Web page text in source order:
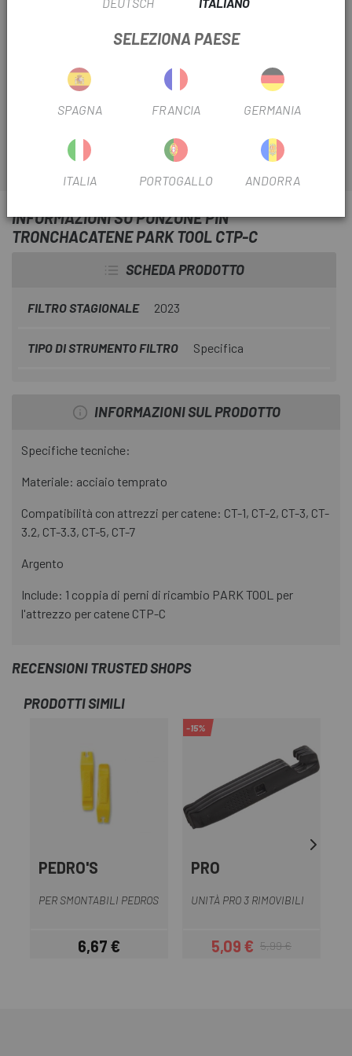
ti offre gli strumenti più professionali per poter
eseguire la manutenzione e la regolazione della tua
bicicletta come se avessi un officina. Il Punzon Park
Tool Pin Tronchacadenas CTP-C
con aghi di ricambio
in acciaio temprato si adattano ai modelli di attrezzi per
catene CT-1, CT-2, CT-3, CT-3.2, CT-5 e CT-7.
INFORMAZIONI SU PUNZONE PIN
TRONCHACATENE PARK TOOL CTP-C
SCHEDA PRODOTTO
FILTRO STAGIONALE 2023
TIPO DI STRUMENTO FILTRO Specifica
INFORMAZIONI SUL PRODOTTO
Specifiche tecniche:
Materiale: acciaio temprato
Compatibilità con attrezzi per catene: CT-1, CT-2, CT-3, CT-
3.2, CT-3.3, CT-5, CT-7
Argento
Include: 1 coppia di perni di ricambio PARK TOOL per
l'attrezzo per catene CTP-C
RECENSIONI TRUSTED SHOPS
PRODOTTI SIMILI
PEDRO'S
PER SMONTABILI PEDROS
Prezzo
6,67 €
-15%
PRO
UNITÀ PRO 3 RIMOVIBILI
Prezzo
5,09 €Prezzo base
5,99 €
SELEZIONA PAESE
SPAGNA FRANCIA GERMANIA
ITALIA PORTOGALLO ANDORRA